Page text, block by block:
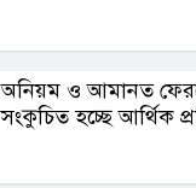
অনিয়ম ও আমানত
সংকুচিত হচ্ছে আর্থিক